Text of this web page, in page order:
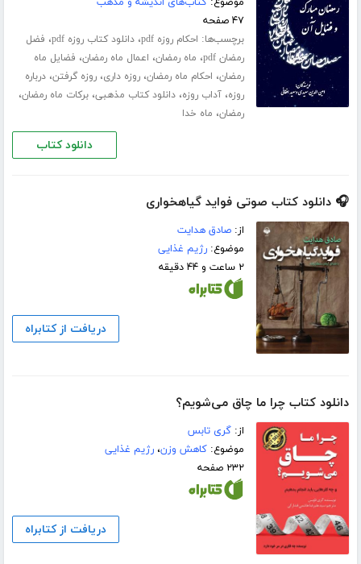
۴۷ صفحه
برچسب‌ها: احکام روزه pdf ،دانلود کتاب روزه pdf ، فضل
رمضان pdf
، ماه رمضان، اعمال ماه رمضان، فضایل ماه
رمضان، احکام ماه رمضان،روزه داری،روزه گرفتن،درباره
روزه،آداب روزه،دانلود کتاب مذهبی،برکات ماه رمضان،
رمضان، ماه خدا
دانلود کتاب
🎧 دانلود کتاب صوتی فواید گیاهخواری
از:صادق هدایت
موضوع:رژیم غذایی
۲ ساعت و ۴۴ دقیقه
دریافت از کتابراه
دانلود کتاب چرا ما چاق می‌شویم؟
از:گری تابس
موضوع:کاهش وزن،رژیم غذایی
۲۳۲ صفحه
دریافت از کتابراه